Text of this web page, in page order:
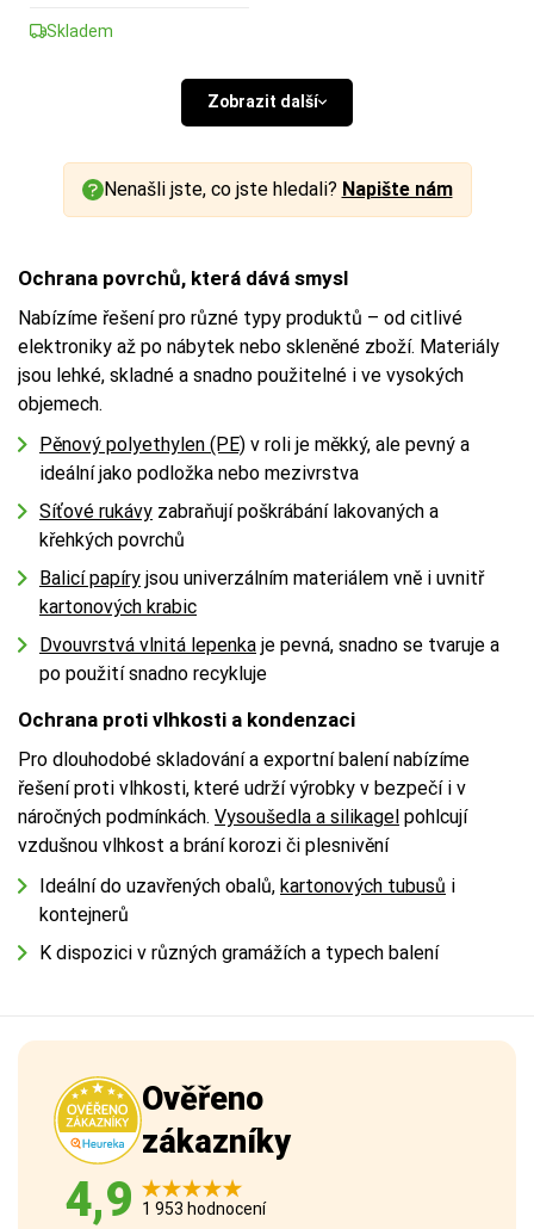
Skladem
Nenašli jste, co jste hledali? Napište nám
Zobrazit další
Ochrana povrchů, která dává smysl
Nabízíme řešení pro různé typy produktů – od citlivé
elektroniky až po nábytek nebo skleněné zboží. Materiály
jsou lehké, skladné a snadno použitelné i ve vysokých
objemech.
Pěnový polyethylen (PE) v roli je měkký, ale pevný a
ideální jako podložka nebo mezivrstva
Síťové rukávy zabraňují poškrábání lakovaných a
křehkých povrchů
Balicí papíry jsou univerzálním materiálem vně i uvnitř
kartonových krabic
Dvouvrstvá vlnitá lepenka je pevná, snadno se tvaruje a
po použití snadno recykluje
Ochrana proti vlhkosti a kondenzaci
Pro dlouhodobé skladování a exportní balení nabízíme
řešení proti vlhkosti, které udrží výrobky v bezpečí i v
náročných podmínkách. Vysoušedla a silikagel pohlcují
vzdušnou vlhkost a brání korozi či plesnivění
Ideální do uzavřených obalů, kartonových tubusů i
kontejnerů
K dispozici v různých gramážích a typech balení
Ověřeno
zákazníky
4,9 1 953 hodnocení